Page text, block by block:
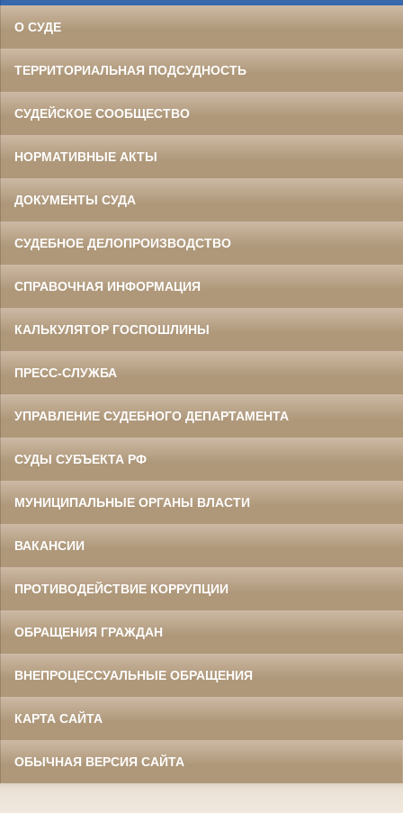
О СУДЕ
ТЕРРИТОРИАЛЬНАЯ ПОДСУДНОСТЬ
СУДЕЙСКОЕ СООБЩЕСТВО
НОРМАТИВНЫЕ АКТЫ
ДОКУМЕНТЫ СУДА
СУДЕБНОЕ ДЕЛОПРОИЗВОДСТВО
СПРАВОЧНАЯ ИНФОРМАЦИЯ
КАЛЬКУЛЯТОР ГОСПОШЛИНЫ
ПРЕСС-СЛУЖБА
УПРАВЛЕНИЕ СУДЕБНОГО ДЕПАРТАМЕНТА
СУДЫ СУБЪЕКТА РФ
МУНИЦИПАЛЬНЫЕ ОРГАНЫ ВЛАСТИ
ВАКАНСИИ
ПРОТИВОДЕЙСТВИЕ КОРРУПЦИИ
ОБРАЩЕНИЯ ГРАЖДАН
ВНЕПРОЦЕССУАЛЬНЫЕ ОБРАЩЕНИЯ
КАРТА САЙТА
ОБЫЧНАЯ ВЕРСИЯ САЙТА